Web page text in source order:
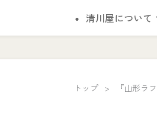
清川屋について
トップ